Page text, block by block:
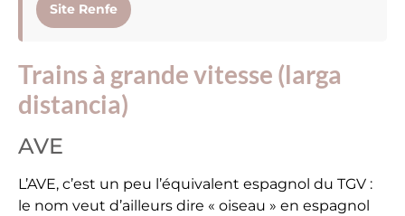
Site Renfe
Trains à grande vitesse (larga
distancia)
AVE
L’AVE, c’est un peu l’équivalent espagnol du TGV :
le nom veut d’ailleurs dire « oiseau » en espagnol